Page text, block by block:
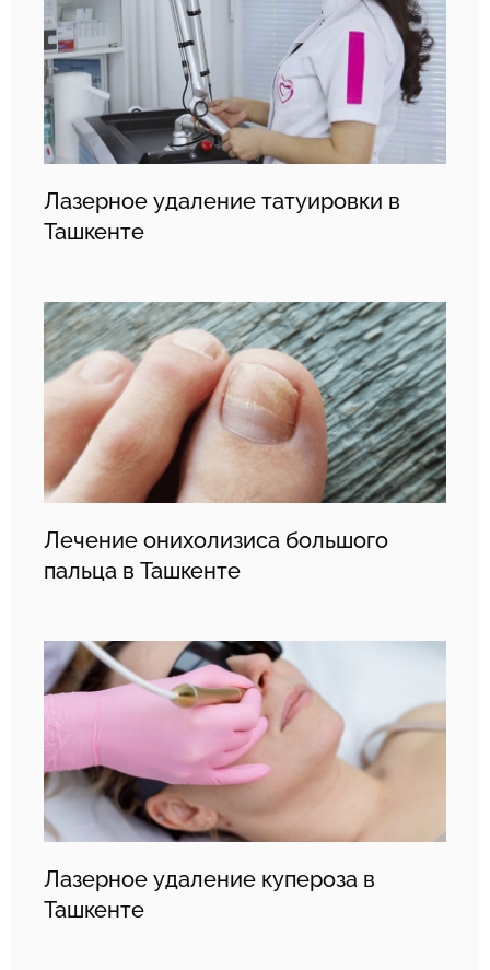
Лазерное удаление татуировки в
Ташкенте
Лечение онихолизиса большого
пальца в Ташкенте
Лазерное удаление купероза в
Ташкенте